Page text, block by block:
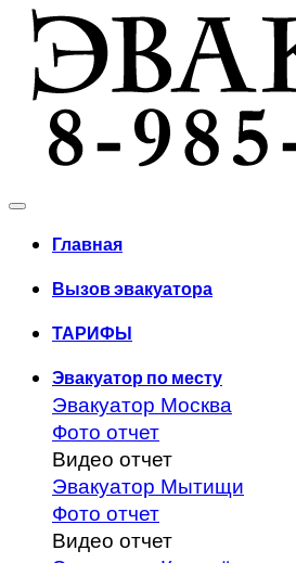
Главная
Вызов эвакуатора
ТАРИФЫ
Эвакуатор по месту
Эвакуатор Москва
Фото отчет
Видео отчет
Эвакуатор Мытищи
Фото отчет
Видео отчет